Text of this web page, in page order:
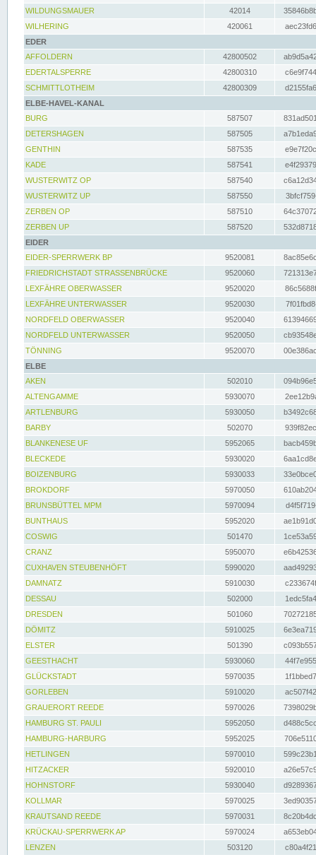
WILDUNGSMAUER
42014
WILHERING
420061
EDER
AFFOLDERN
42800502
EDERTALSPERRE
42800310
SCHMITTLOTHEIM
42800309
ELBE-HAVEL-KANAL
BURG
587507
DETERSHAGEN
587505
GENTHIN
587535
KADE
587541
WUSTERWITZ OP
587540
WUSTERWITZ UP
587550
ZERBEN OP
587510
ZERBEN UP
587520
EIDER
EIDER-SPERRWERK BP
9520081
FRIEDRICHSTADT STRASSENBRÜCKE
9520060
LEXFÄHRE OBERWASSER
9520020
LEXFÄHRE UNTERWASSER
9520030
NORDFELD OBERWASSER
9520040
NORDFELD UNTERWASSER
9520050
TÖNNING
9520070
ELBE
AKEN
502010
ALTENGAMME
5930070
ARTLENBURG
5930050
BARBY
502070
BLANKENESE UF
5952065
BLECKEDE
5930020
BOIZENBURG
5930033
BROKDORF
5970050
BRUNSBÜTTEL MPM
5970094
BUNTHAUS
5952020
COSWIG
501470
CRANZ
5950070
CUXHAVEN STEUBENHÖFT
5990020
DAMNATZ
5910030
DESSAU
502000
DRESDEN
501060
DÖMITZ
5910025
ELSTER
501390
GEESTHACHT
5930060
GLÜCKSTADT
5970035
GORLEBEN
5910020
GRAUERORT REEDE
5970026
HAMBURG ST. PAULI
5952050
HAMBURG-HARBURG
5952025
HETLINGEN
5970010
HITZACKER
5920010
HOHNSTORF
5930040
KOLLMAR
5970025
KRAUTSAND REEDE
5970031
KRÜCKAU-SPERRWERK AP
5970024
LENZEN
503120